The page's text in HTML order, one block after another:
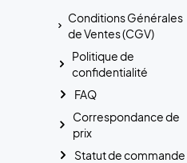
Conditions Générales
de Ventes (CGV)
Politique de
confidentialité
FAQ
Correspondance de
prix
Statut de commande